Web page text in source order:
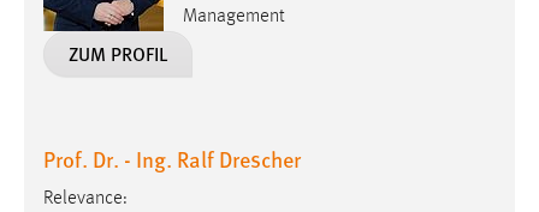
Management
ZUM PROFIL
Prof. Dr. - Ing. Ralf Drescher
Relevance: